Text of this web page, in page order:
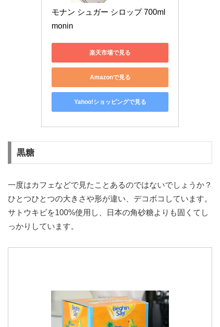
モナン シュガー シロップ 700ml
monin
楽天市場で見る
Amazonで見る
Yahoo!ショッピングで見る
黒糖
一度はカフェなどで見たことあるのではないでしょうか？
ひとつひとつの大きさや形が違い、デコボコしています。
サトウキビを100%使用し、日本の角砂糖よりも固くてし
っかりしています。